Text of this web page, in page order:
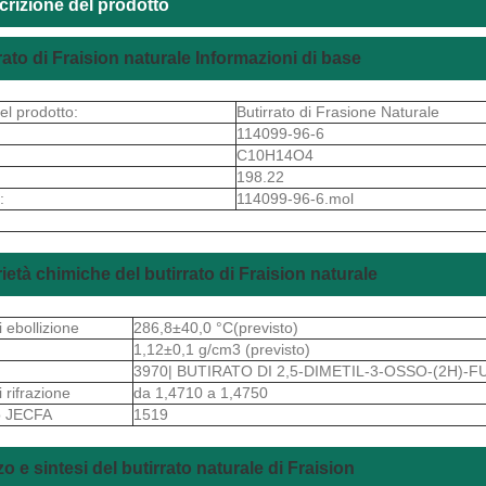
del prodotto
di Fraision naturale Informazioni di base
prodotto:
Butirrato di Frasione Naturale
114099-96-6
C10H14O4
198.22
114099-96-6.mol
chimiche del butirrato di Fraision naturale
ebollizione
286,8±40,0 °C(previsto)
1,12±0,1 g/cm3 (previsto)
3970| BUTIRATO DI 2,5-DIMETIL-3-OSSO-(2H)-
rifrazione
da 1,4710 a 1,4750
JECFA
1519
e sintesi del butirrato naturale di Fraision